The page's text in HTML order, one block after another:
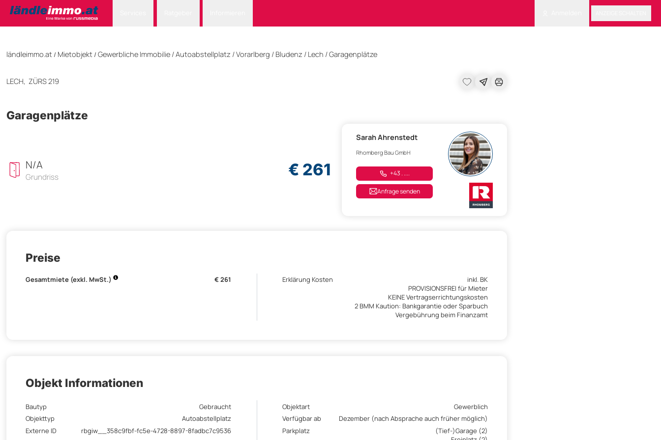
ländleimmo.at / Mietobjekt / Gewerbliche Immobilie /Autoabstellplatz /Vorarlberg / Bludenz / Lech /Garagenplätze
LECH, ZÜRS 219
Garagenplätze
N/A
Grundriss € 261
Sarah Ahrenstedt
Rhomberg Bau GmbH
+43 . ....
Anfrage senden
Preise
Gesamtmiete (exkl. MwSt.) € 261 Erklärung Kosten
inkl. BK
PROVISIONSFREI für Mieter
KEINE Vertragserrichtungskosten
2 BMM Kaution: Bankgarantie oder Sparbuch
Vergebührung beim Finanzamt
Objekt Informationen
Bautyp Gebraucht Objektart
Gewerblich
Objekttyp
Autoabstellplatz Verfügbar ab
Dezember (nach Absprache auch früher möglich)
Externe ID
rbgiw__358c9fbf-fc5e-4728-8897-8fadbc7c9536 Parkplatz
(Tief-)Garage (2)